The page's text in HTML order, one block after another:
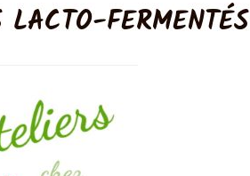
FERMENTÉS